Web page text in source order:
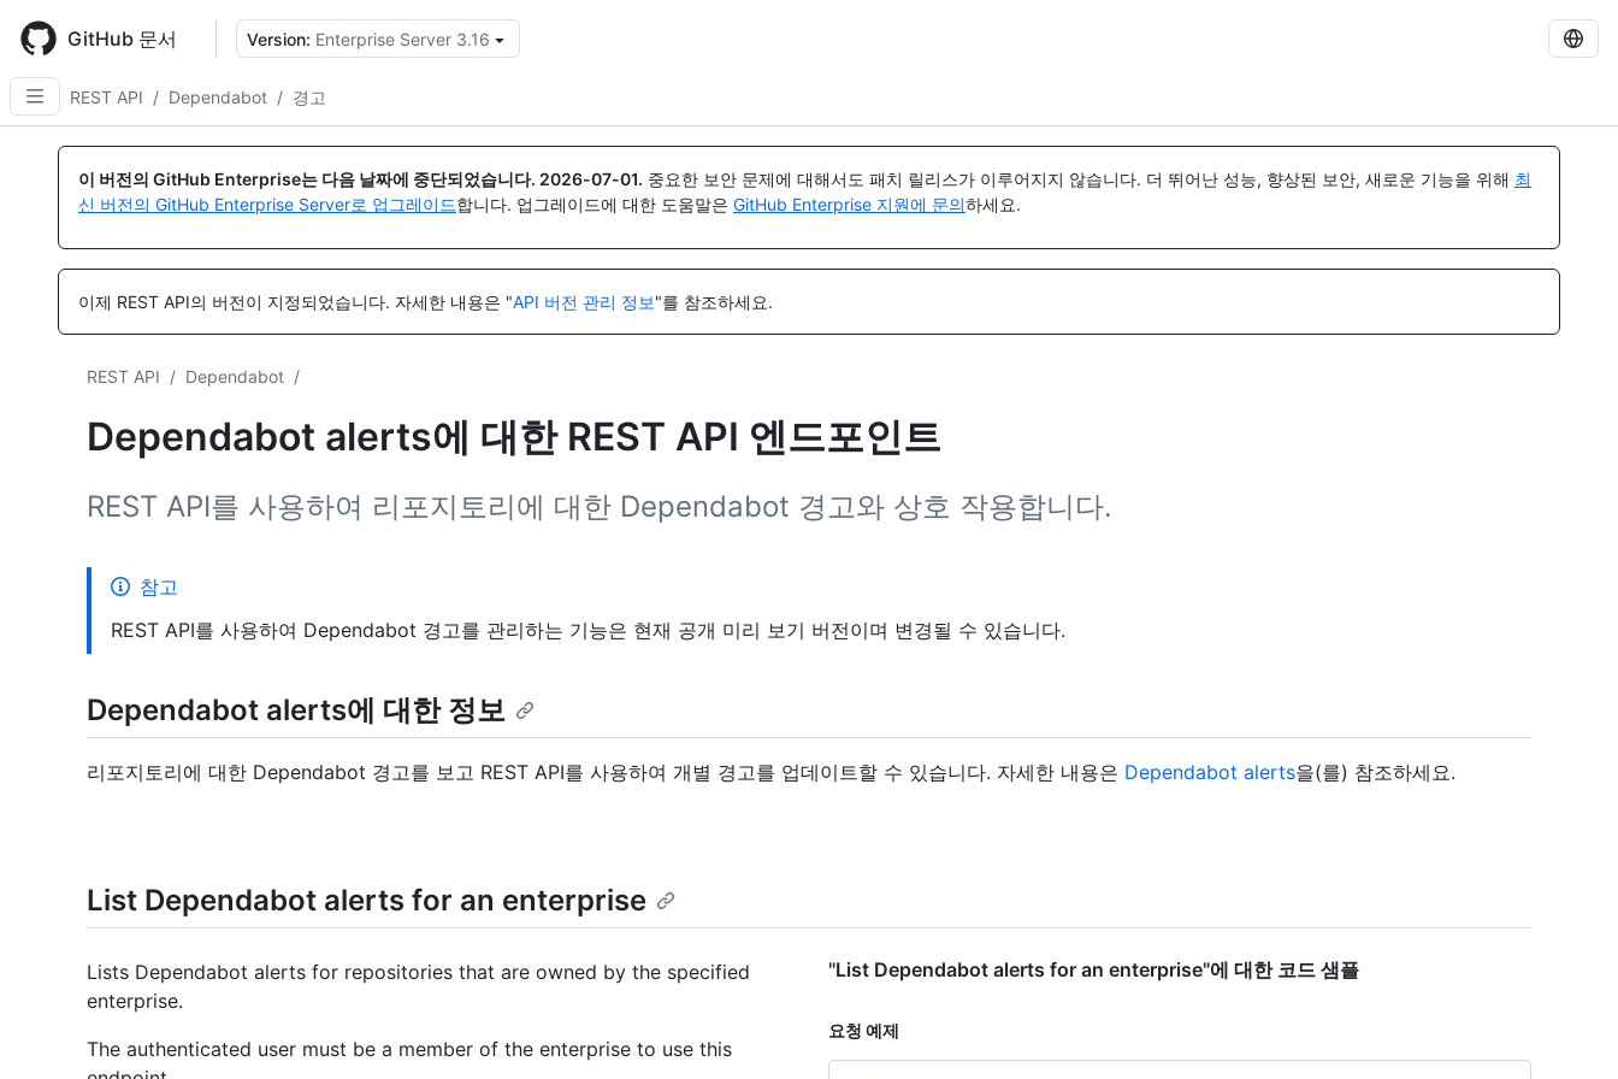
main
content
GitHub 문서 Version: Enterprise Server 3.16
REST API / Dependabot / 경고
이 버전의 GitHub Enterprise는 다음 날짜에 중단되었습니다. 2026-07-01. 중요한 보안 문제에 대해서도 패치 릴리스가 이루어지지 않습니다. 더 뛰어난 성능, 향상된 보안, 새로운 기능을 위해 최
신 버전의 GitHub Enterprise Server로 업그레이드합니다. 업그레이드에 대한 도움말은 GitHub Enterprise 지원에 문의하세요.
이제 REST API의 버전이 지정되었습니다. 자세한 내용은 "API 버전 관리 정보"를 참조하세요.
REST API / Dependabot /
Dependabot alerts에 대한 REST API 엔드포인트
REST API를 사용하여 리포지토리에 대한 Dependabot 경고와 상호 작용합니다.
참고
REST API를 사용하여 Dependabot 경고를 관리하는 기능은 현재 공개 미리 보기 버전이며 변경될 수 있습니다.
Dependabot alerts에 대한 정보
리포지토리에 대한 Dependabot 경고를 보고 REST API를 사용하여 개별 경고를 업데이트할 수 있습니다. 자세한 내용은 Dependabot alerts을(를) 참조하세요.
List Dependabot alerts for an enterprise
Lists Dependabot alerts for repositories that are owned by the specified
enterprise.
The authenticated user must be a member of the enterprise to use this
이
름,
유
설
이
름,
유
설
이
름,
유
설
"List Dependabot alerts for an enterprise"에 대한 코드 샘플
요청 예제
이
름,
유
설
이
름,
유
설
이
름,
유
설
이
름,
유
설
이
름,
유
설
이
름,
유
설
이
름,
유
설
이
름,
유
설
이
름,
유
설
이
름,
유
설
이
름,
유
설